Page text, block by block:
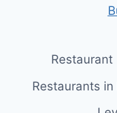
Restaurant
Restaurants